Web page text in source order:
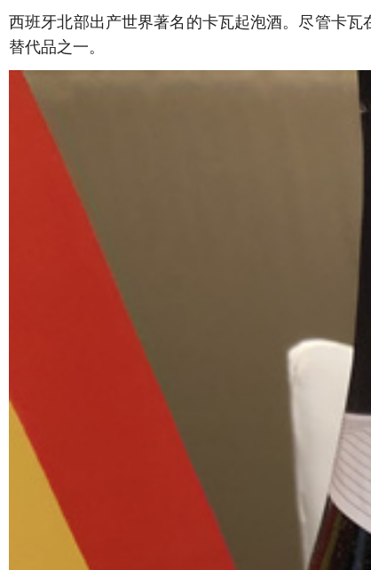
西班牙北部出产世界著名的卡瓦起泡酒。尽管卡
替代品之一。